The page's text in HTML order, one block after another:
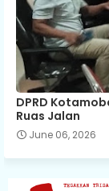
DPRD
Ruas Jalan
June 06, 2026